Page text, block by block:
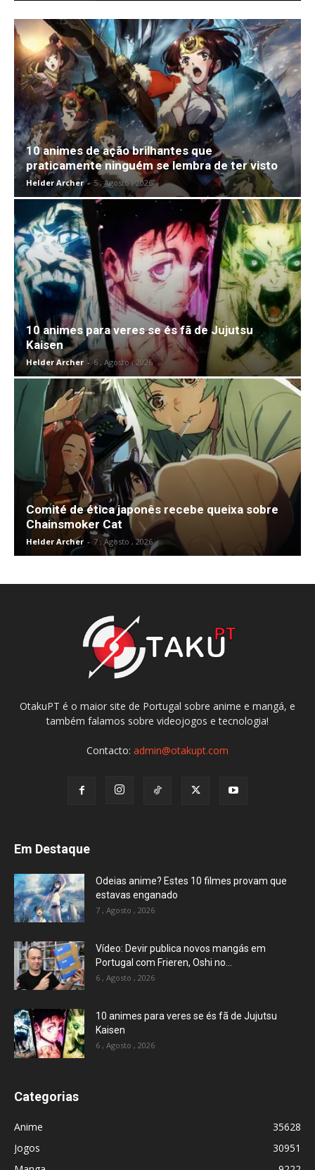
10 animes de ação brilhantes que
praticamente ninguém se lembra de ter visto
Helder Archer - 5 , Agosto , 2026
10 animes para veres se és fã de Jujutsu
Kaisen
Helder Archer - 6 , Agosto , 2026
Comité de ética japonês recebe queixa sobre
Chainsmoker Cat
Helder Archer - 7 , Agosto , 2026
OtakuPT é o maior site de Portugal sobre anime e mangá, e
também falamos sobre videojogos e tecnologia!
Contacto: admin@otakupt.com
Em Destaque
Odeias anime? Estes 10 filmes provam que
estavas enganado
7 , Agosto , 2026
Vídeo: Devir publica novos mangás em
Portugal com Frieren, Oshi no...
6 , Agosto , 2026
10 animes para veres se és fã de Jujutsu
Kaisen
6 , Agosto , 2026
Categorias
Anime
35628
Jogos
30951